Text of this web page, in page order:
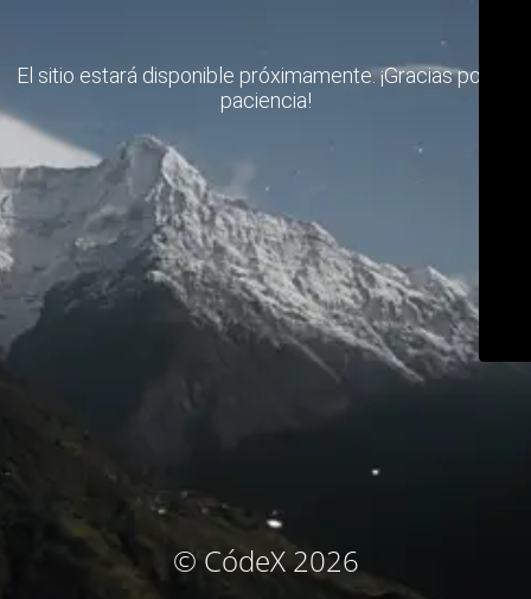
El sitio estará disponible próximamente. ¡Gracias por su
paciencia!
© CódeX 2026